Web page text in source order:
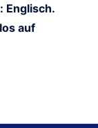
Englisch.
auf